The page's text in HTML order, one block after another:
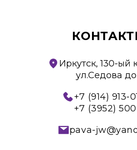
Иркутск, 130-ый
ул.Седова
+7 (914) 913-
+7 (3952)
pava-